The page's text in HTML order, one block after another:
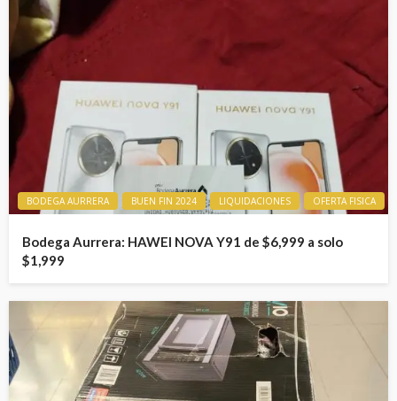
BODEGA AURRERA BUEN FIN 2024 LIQUIDACIONES OFERTA FISICA
Bodega Aurrera: HAWEI NOVA Y91 de $6,999 a solo
$1,999